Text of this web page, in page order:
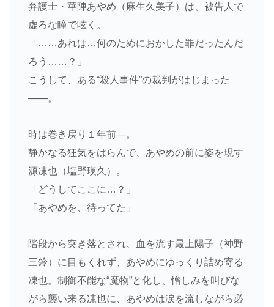
弁護士・華陣あやめ（麻生久美子）は、被告人で
虚ろな瞳で呟く。
「……あれは…何のためにおかした罪だったんだ
ろう……？」
こうして、ある“殺人事件”の裁判がはじまった
――。
時は巻き戻り１年前―。
静かなる狂気をはらんで、あやめの前に姿を現す
源凍也（塩野瑛久）。
「どうしてここに…？」
「あやめを、待ってた」
階段から突き落とされ、血を流す最上陽子（神野
三鈴）に目もくれず、あやめにゆっくり詰め寄る
凍也。制御不能な“魔物”と化し、憎しみを叫びな
がら襲い来る凍也に、あやめは涙を流しながら必